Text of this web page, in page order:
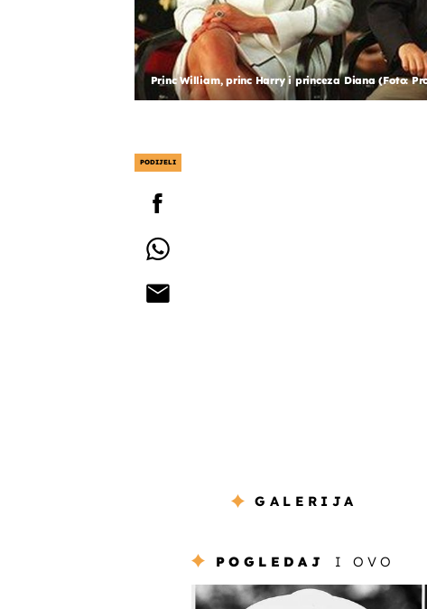
Princ William, princ Harry i princeza Diana (Foto:
PODIJELI
GALERIJA
POGLEDAJ I OVO